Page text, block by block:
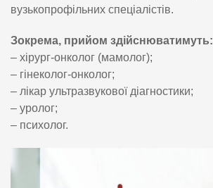
вузькопрофільних спеціалістів.
Зокрема, прийом здійснюватимуть:
– хірург-онколог (мамолог);
– гінеколог-онколог;
– лікар ультразвукової діагностики;
– уролог;
– психолог.